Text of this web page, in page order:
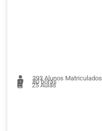
393 Alunos Matriculados
80 horas
25Aulas